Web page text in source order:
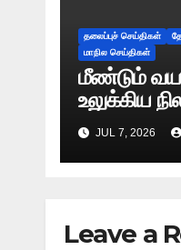
தலைப்புச் செய்திகள்
மாநில செய்திகள்
மீண்டும்
உலுக்கிய
-
காட்சிகள்!
JUL 7, 2026
Leave a